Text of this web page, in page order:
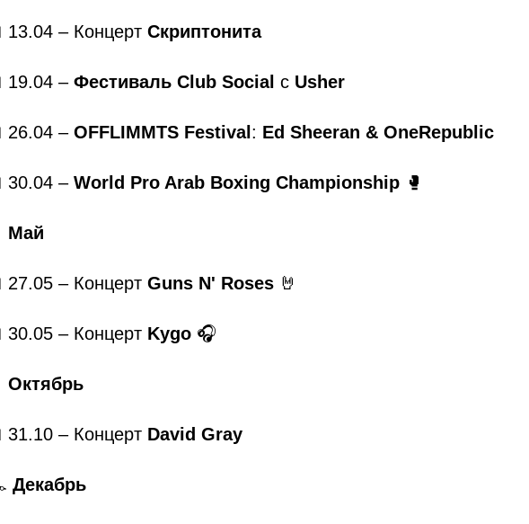
13.04 – Концерт Скриптонита
19.04 – Фестиваль Club Social с Usher
26.04 – OFFLIMMTS Festival : Ed Sheeran & OneRepublic
30.04 – World Pro Arab Boxing Championship 🥊
Май
27.05 – Концерт Guns N' Roses 🤘
30.05 – Концерт Kygo 🎧
Октябрь
31.10 – Концерт David Gray
Декабрь